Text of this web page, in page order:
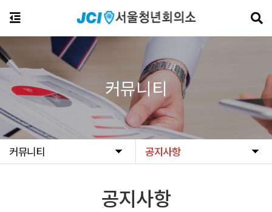
커뮤니티 공지사항
커뮤니티
공지사항